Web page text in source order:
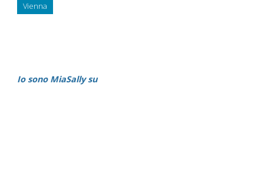
Vienna
Io sono MiaSally su